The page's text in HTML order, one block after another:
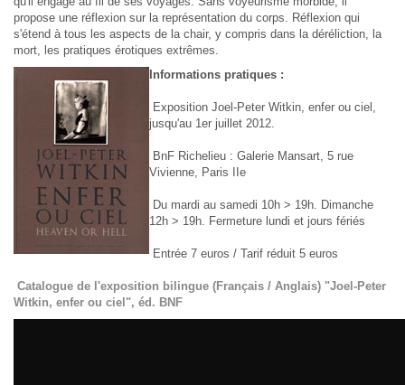
propose une réflexion sur la représentation du corps. Réflexion qui
s'étend à tous les aspects de la chair, y compris dans la déréliction, la
mort, les pratiques érotiques extrêmes.
Informations pratiques :
Exposition Joel-Peter Witkin, enfer ou ciel,
jusqu'au 1er juillet 2012.
BnF Richelieu : Galerie Mansart, 5 rue
Vivienne, Paris IIe
Du mardi au samedi 10h > 19h. Dimanche
12h > 19h. Fermeture lundi et jours fériés
Entrée 7 euros / Tarif réduit 5 euros
Catalogue de l'exposition bilingue (Français / Anglais) "Joel-Peter
Witkin, enfer ou ciel", éd. BNF